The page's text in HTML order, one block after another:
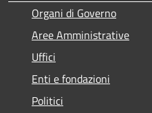
Organi di Governo
Aree Amministrative
Uffici
Enti e fondazioni
Politici